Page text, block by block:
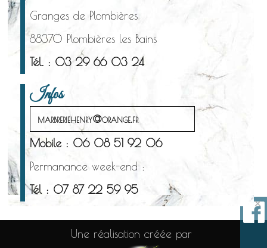
Granges de Plombières
88370 Plombières les Bains
Tél. : 03 29 66 03 24
Infos
marbreriehenry@orange.fr
Mobile : 06 08 51 92 06
Permanance week-end :
Tél : 07 87 22 59 95
Une réalisation créée par
×